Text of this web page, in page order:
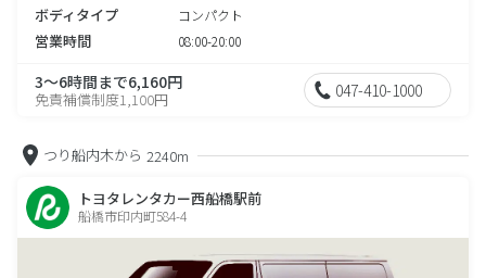
ボディタイプ コンパクト
営業時間 08:00-20:00
3～6時間まで6,160円
免責補償制度1,100円 047-410-1000
つり船内木から 2240m
トヨタレンタカー西船橋駅前
船橋市印内町584-4